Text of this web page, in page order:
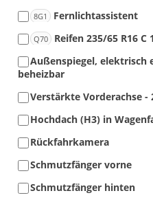
8G1 Fernlichtassistent
Q70
Reifen 235/65 R16 C
Außenspiegel, elektrisch
beheizbar
Verstärkte Vorderachse -
Hochdach (H3) in
Rückfahrkamera
Schmutzfänger vorne
Schmutzfänger hinten